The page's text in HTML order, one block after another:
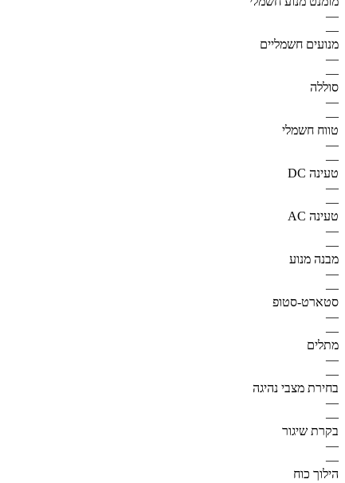
—
—
מנועים חשמליים
—
—
סוללה
—
—
טווח חשמלי
—
—
טעינה DC
—
—
טעינה AC
—
—
מבנה מנוע
—
—
סטארט-סטופ
—
—
מתלים
—
—
בחירת מצבי נהיגה
—
—
בקרת שיגור
—
—
הילוך כוח